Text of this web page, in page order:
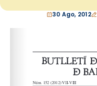
30 Ago, 2012